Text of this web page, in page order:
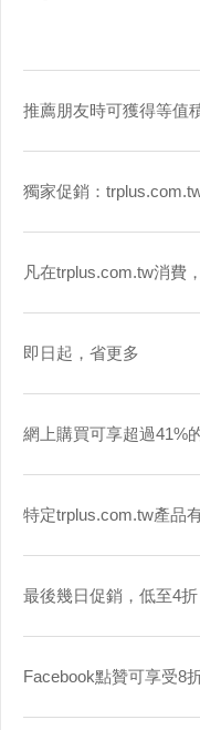
推薦朋友時可獲得等值
獨家促銷：
凡在trplus.com.tw消費
即日起，省更多
網上購買可享超過41%
特定trplus.com.tw產品
最後幾日促銷，低至4折
Facebook點贊可享受8